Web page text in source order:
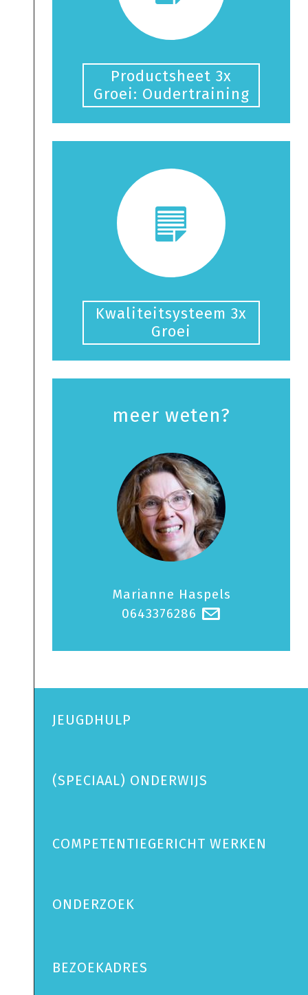
Productsheet 3x
Groei: Oudertraining
Kwaliteitsysteem 3x
Groei
meer weten?
Marianne Haspels
0643376286
@
JEUGDHULP
(SPECIAAL) ONDERWIJS
COMPETENTIEGERICHT WERKEN
ONDERZOEK
BEZOEKADRES